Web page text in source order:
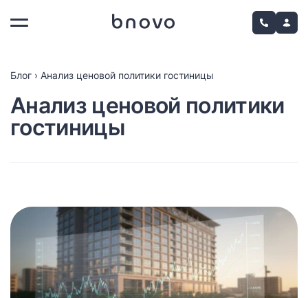
Блог › Анализ ценовой политики гостиницы
Анализ ценовой политики
гостиницы